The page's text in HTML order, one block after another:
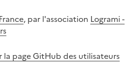
, par l'association Logrami -
la page GitHub des utilisateurs